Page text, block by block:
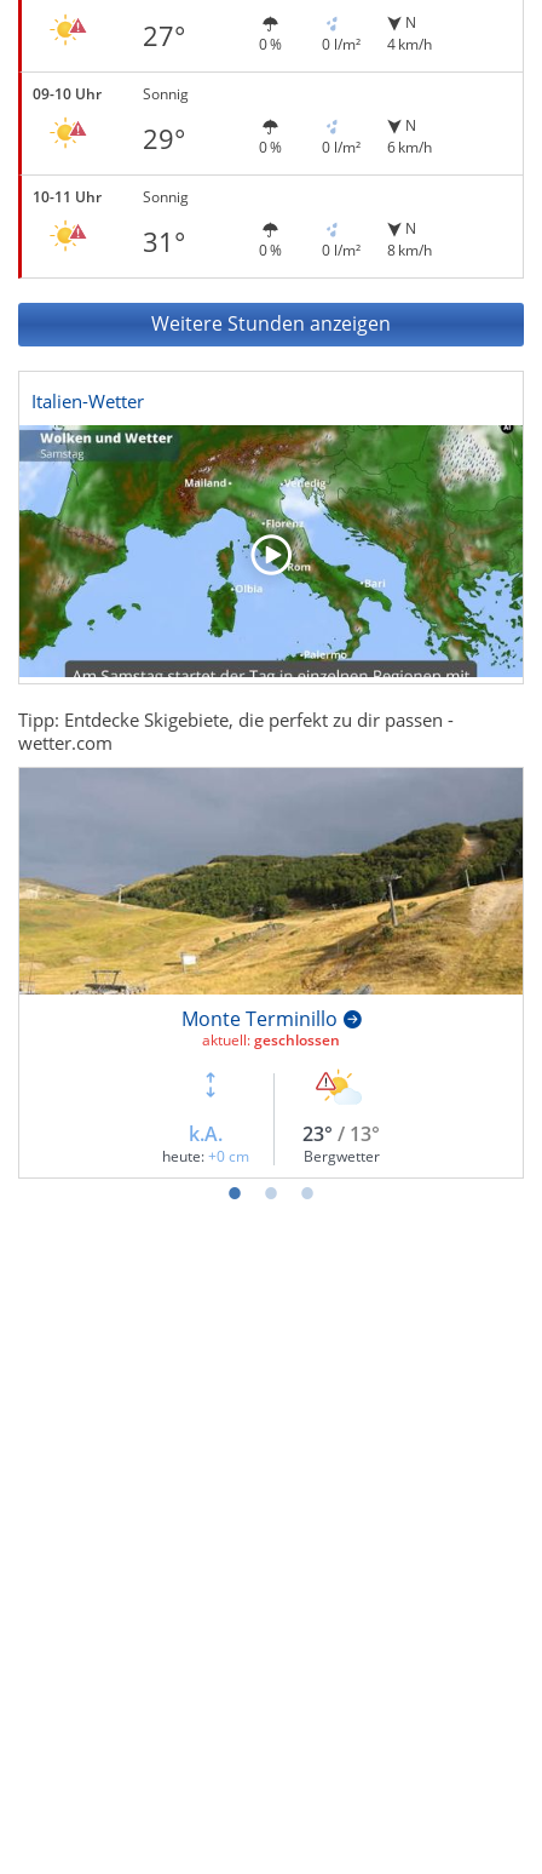
27° 0 % 0 l/m²
N
4 km/h
09-10 Uhr Sonnig
29° 0 % 0 l/m²
N
6 km/h
10-11 Uhr Sonnig
31° 0 % 0 l/m²
N
8 km/h
Weitere Stunden anzeigen
Italien-Wetter
Tipp: Entdecke Skigebiete, die perfekt zu dir passen -
wetter.com
Monte Terminillo
aktuell:geschlossen
k.A.
heute:+0 cm
23° / 13°
Bergwetter